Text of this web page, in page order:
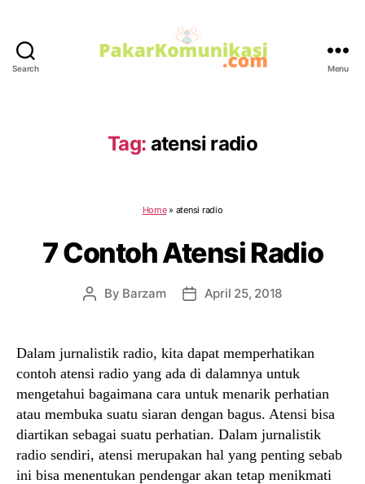
Search Menu
Tag: atensi radio
Home» atensi radio
7 Contoh Atensi Radio
Post
By Barzam
PostApril 25, 2018
Dalam jurnalistik radio, kita dapat memperhatikan
contoh atensi radio yang ada di dalamnya untuk
mengetahui bagaimana cara untuk menarik perhatian
atau membuka suatu siaran dengan bagus. Atensi bisa
diartikan sebagai suatu perhatian. Dalam jurnalistik
radio sendiri, atensi merupakan hal yang penting sebab
ini bisa menentukan pendengar akan tetap menikmati